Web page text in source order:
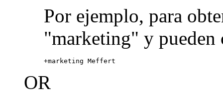
Por ejemplo, para
"marketing" y
+marketing Meffert
OR